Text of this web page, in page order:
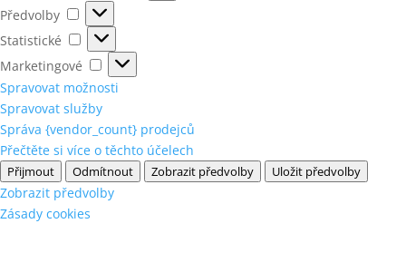
Předvolby
Předvolby
Statistické
Statistické
Marketingové
Marketingové
Spravovat možnosti
Spravovat služby
Správa {vendor_count} prodejců
Přečtěte si více o těchto účelech
Přijmout Odmítnout Zobrazit předvolby Uložit předvolby
Zobrazit předvolby
Zásady cookies